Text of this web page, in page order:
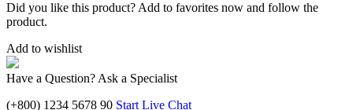
Did you like this product? Add to favorites now and follow the
product.
Add to wishlist
Have a Question? Ask a Specialist
(+800) 1234 5678 90 Start Live Chat